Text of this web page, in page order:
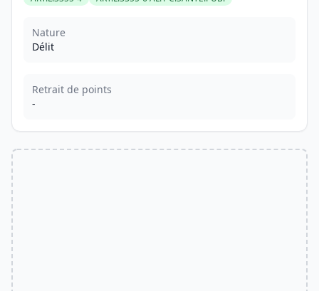
Nature
Délit
Retrait de points
-